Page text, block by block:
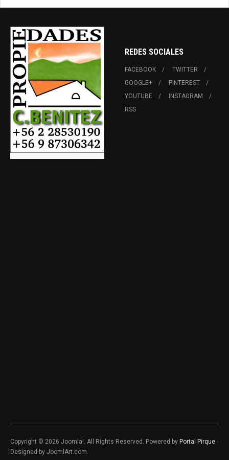
REDES SOCIALES
FACEBOOK
TWITTER
GOOGLE+
PINTEREST
YOUTUBE
INSTAGRAM
RSS
Copyright © 2026 Joomla!. All Rights Reserved. Powered by Portal Pirque -
Designed by JoomlArt.com.